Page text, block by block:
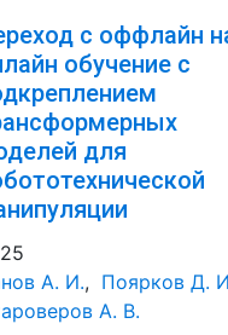
с оффлайн
обучение с
для
А. И., Поярков Д.
А. В.